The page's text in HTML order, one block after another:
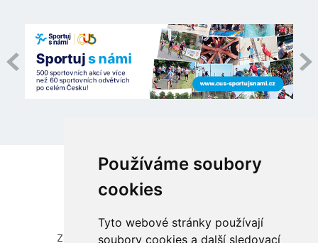
Používáme soubory
cookies
Tyto webové stránky používají
soubory cookies a další sledovací
Česká unie sportu, z.s.
Zátopkova 100/2, Praha 6 - Břevnov, 169 00